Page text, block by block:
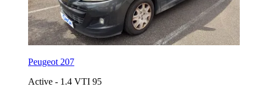
Peugeot 207
Active - 1.4 VTI 95